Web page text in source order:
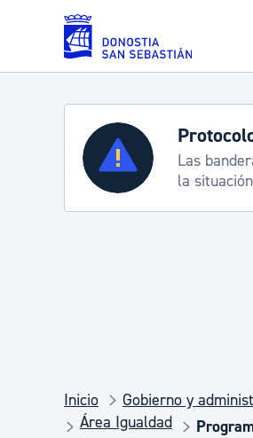
Saltar al contenido principal
Servicios
Padrón y asuntos
Seguridad
Las
la situación
Inicio Gobierno y
Área Igualdad